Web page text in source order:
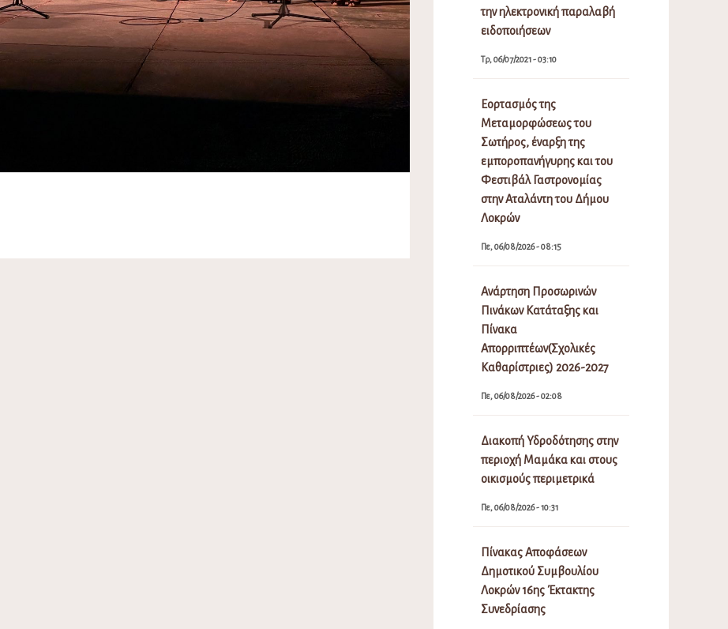
την ηλεκτρονική παραλαβή
ειδοποιήσεων
Τρ, 06/07/2021 - 03:10
Εορτασμός της
Μεταμορφώσεως του
Σωτήρος, έναρξη της
εμποροπανήγυρης και του
Φεστιβάλ Γαστρονομίας
στην Αταλάντη του Δήμου
Λοκρών
Πε, 06/08/2026 - 08:15
Ανάρτηση Προσωρινών
Πινάκων Κατάταξης και
Πίνακα
Απορριπτέων(Σχολικές
Καθαρίστριες) 2026-2027
Πε, 06/08/2026 - 02:08
Διακοπή Υδροδότησης στην
περιοχή Μαμάκα και στους
οικισμούς περιμετρικά
Πε, 06/08/2026 - 10:31
Πίνακας Αποφάσεων
Δημοτικού Συμβουλίου
Λοκρών 16ης Έκτακτης
Συνεδρίασης